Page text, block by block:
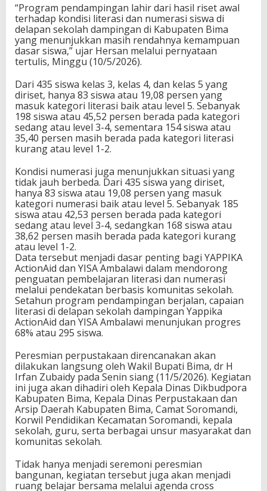
“Program pendampingan lahir dari hasil riset awal
terhadap kondisi literasi dan numerasi siswa di
delapan sekolah dampingan di Kabupaten Bima
yang menunjukkan masih rendahnya kemampuan
dasar siswa,” ujar Hersan melalui pernyataan
tertulis, Minggu (10/5/2026).
Dari 435 siswa kelas 3, kelas 4, dan kelas 5 yang
diriset, hanya 83 siswa atau 19,08 persen yang
masuk kategori literasi baik atau level 5. Sebanyak
198 siswa atau 45,52 persen berada pada kategori
sedang atau level 3-4, sementara 154 siswa atau
35,40 persen masih berada pada kategori literasi
kurang atau level 1-2.
Kondisi numerasi juga menunjukkan situasi yang
tidak jauh berbeda. Dari 435 siswa yang diriset,
hanya 83 siswa atau 19,08 persen yang masuk
kategori numerasi baik atau level 5. Sebanyak 185
siswa atau 42,53 persen berada pada kategori
sedang atau level 3-4, sedangkan 168 siswa atau
38,62 persen masih berada pada kategori kurang
atau level 1-2.
Data tersebut menjadi dasar penting bagi YAPPIKA
ActionAid dan YISA Ambalawi dalam mendorong
penguatan pembelajaran literasi dan numerasi
melalui pendekatan berbasis komunitas sekolah.
Setahun program pendampingan berjalan, capaian
literasi di delapan sekolah dampingan Yappika
ActionAid dan YISA Ambalawi menunjukan progres
68% atau 295 siswa.
Peresmian perpustakaan direncanakan akan
dilakukan langsung oleh Wakil Bupati Bima, dr H
Irfan Zubaidy pada Senin siang (11/5/2026). Kegiatan
ini juga akan dihadiri oleh Kepala Dinas Dikbudpora
Kabupaten Bima, Kepala Dinas Perpustakaan dan
Arsip Daerah Kabupaten Bima, Camat Soromandi,
Korwil Pendidikan Kecamatan Soromandi, kepala
sekolah, guru, serta berbagai unsur masyarakat dan
komunitas sekolah.
Tidak hanya menjadi seremoni peresmian
bangunan, kegiatan tersebut juga akan menjadi
ruang belajar bersama melalui agenda cross